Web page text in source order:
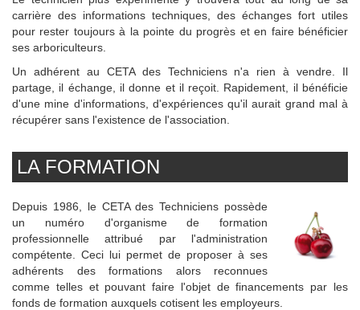
carrière des informations techniques, des échanges fort utiles
pour rester toujours à la pointe du progrès et en faire bénéficier
ses arboriculteurs.
Un adhérent au CETA des Techniciens n'a rien à vendre. Il
partage, il échange, il donne et il reçoit. Rapidement, il bénéficie
d'une mine d'informations, d'expériences qu'il aurait grand mal à
récupérer sans l'existence de l'association.
LA FORMATION
Depuis 1986, le CETA des Techniciens possède
un numéro d'organisme de formation
professionnelle attribué par l'administration
compétente. Ceci lui permet de proposer à ses
adhérents des formations alors reconnues
comme telles et pouvant faire l'objet de financements par les
fonds de formation auxquels cotisent les employeurs.